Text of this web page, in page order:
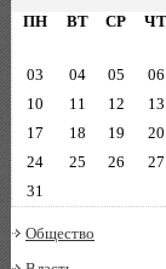
ПН ВТ СР ЧТ
03
04 05 06
10
11 12 13
17
18 19 20
24
25 26 27
31
Общество